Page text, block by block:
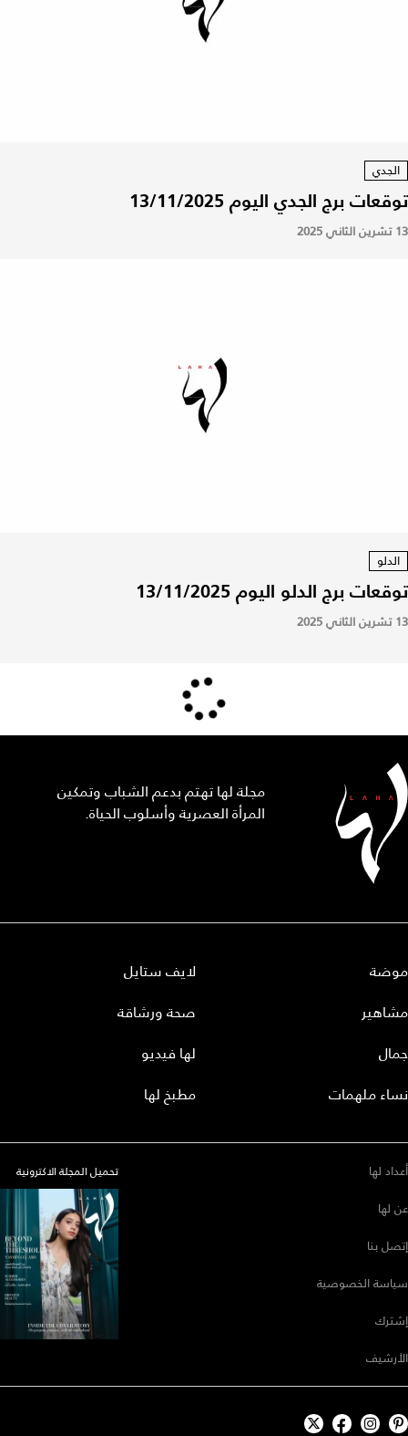
الجدي
توقعات برج الجدي اليوم 13/11/2025
13 تشرين الثاني 2025
الدلو
توقعات برج الدلو اليوم 13/11/2025
13 تشرين الثاني 2025
مجلة لها تهتم بدعم الشباب وتمكين
المرأة العصرية وأسلوب الحياة.
موضة
مشاهير
جمال
نساء ملهمات
لايف ستايل
صحة ورشاقة
لها فيديو
مطبخ لها
أعداد لها
عن لها
إتصل بنا
سياسة الخصوصية
إشترك
الأرشيف
تحميل المجلة الاكترونية